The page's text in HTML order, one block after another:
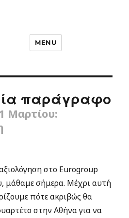
MENU
παράγραφο
Μαρτίου:
στο Eurogroup
μάθαμε σήμερα. Μέχρι αυτή
πότε ακριβώς θα
στην Αθήνα για να